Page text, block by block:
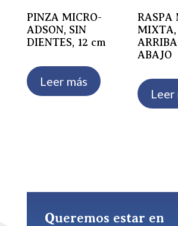
PINZA MICRO-
ADSON, SIN
DIENTES, 12 cm
Leer más
RASPA
MIXTA,
ABAJO
Leer
Queremos estar en